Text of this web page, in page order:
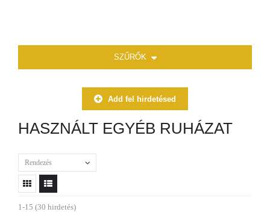
SZŰRŐK
Add fel hirdetésed
HASZNÁLT EGYÉB RUHÁZAT
Rendezés
1-15 (30 hirdetés)